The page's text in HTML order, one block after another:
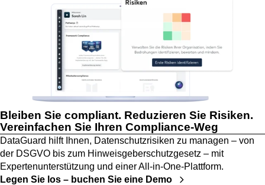
Bleiben Sie compliant. Reduzieren Sie Risiken.
Vereinfachen Sie Ihren Compliance-Weg
DataGuard hilft Ihnen, Datenschutzrisiken zu managen – von
der DSGVO bis zum Hinweisgeberschutzgesetz – mit
Expertenunterstützung und einer All-in-One-Plattform.
Legen Sie los – buchen Sie eine Demo